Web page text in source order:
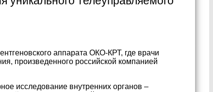
аппарата ОКО-КРТ, где врачи
произведенного российской компанией
исследование внутренних органов –